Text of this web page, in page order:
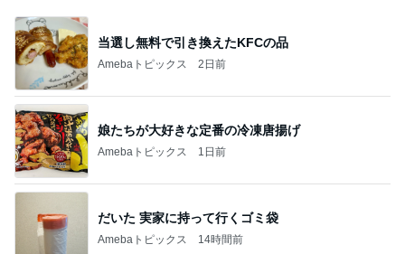
当選し無料で引き換えたKFCの品
Amebaトピックス 2日前
娘たちが大好きな定番の冷凍唐揚げ
Amebaトピックス 1日前
だいた 実家に持って行くゴミ袋
Amebaトピックス 14時間前